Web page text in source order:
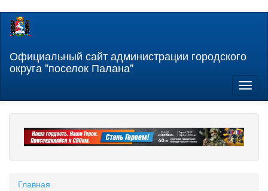
Перейти
содержанию
Официальный сайт администрации городского
округа "поселок Палана"
Главная